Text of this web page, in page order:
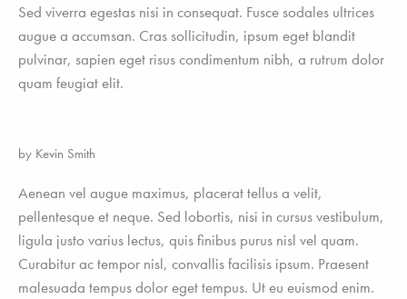
Sed viverra egestas nisi in consequat. Fusce sodales ultrices
augue a accumsan. Cras sollicitudin, ipsum eget blandit
pulvinar, sapien eget risus condimentum nibh, a rutrum dolor
quam feugiat elit.
by Kevin Smith
Aenean vel augue maximus, placerat tellus a velit,
pellentesque et neque. Sed lobortis, nisi in cursus vestibulum,
ligula justo varius lectus, quis finibus purus nisl vel quam.
Curabitur ac tempor nisl, convallis facilisis ipsum. Praesent
malesuada tempus dolor eget tempus. Ut eu euismod enim.